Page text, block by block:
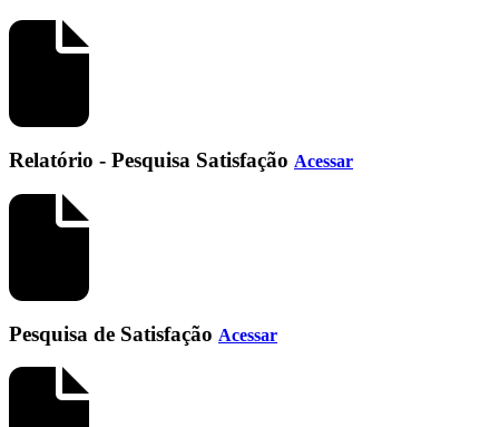
Relatório - Pesquisa Satisfação Acessar
Pesquisa de Satisfação Acessar